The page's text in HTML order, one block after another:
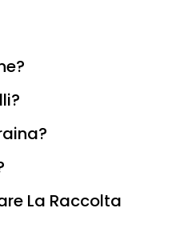
La Raccolta